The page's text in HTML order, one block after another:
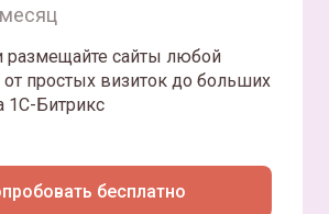
размещайте сайты любой
простых визиток до больших
1С-Битрикс
бесплатно